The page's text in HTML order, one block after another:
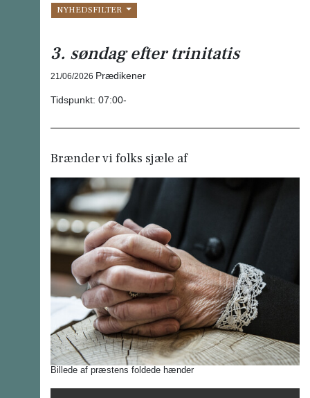
NYHEDSFILTER
3. søndag efter trinitatis
21/06/2026 Prædikener
Tidspunkt: 07:00-
Brænder vi folks sjæle af
Billede af præstens foldede hænder